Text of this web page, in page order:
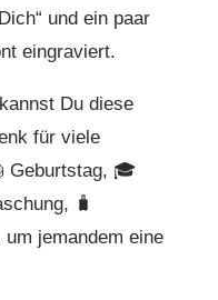
und ein paar
eingraviert.
Du diese
für viele
Geburtstag, 🎓
🧳
jemandem eine